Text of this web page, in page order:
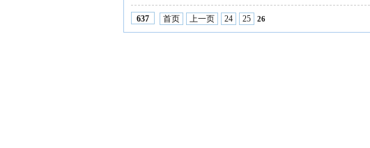
637 首页 上一页 24 25 26